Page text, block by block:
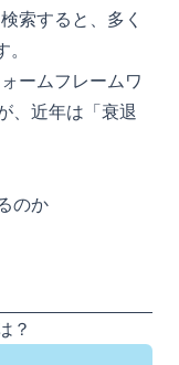
検索すると、多く
ームフレームワ
、近年は「衰退
のか
？